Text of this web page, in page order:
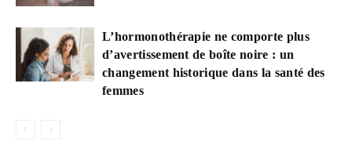
L’hormonothérapie ne comporte plus
d’avertissement de boîte noire : un
changement historique dans la santé des
femmes